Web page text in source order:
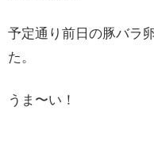
予定通り前日の豚バラ
た。
うま〜い！